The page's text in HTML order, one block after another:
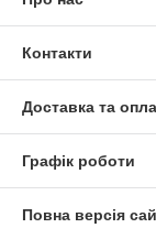
Контакти
Доставка та
Графік роботи
Повна версія